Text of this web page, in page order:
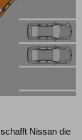
Nissan die